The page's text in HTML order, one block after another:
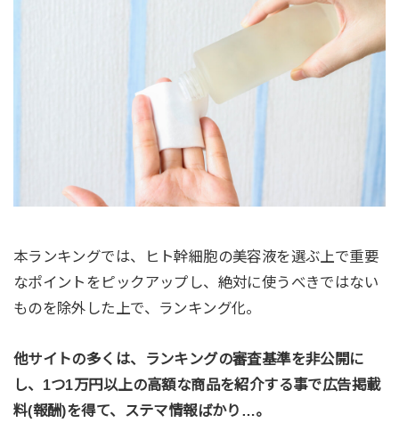
本ランキングでは、ヒト幹細胞の美容液を選ぶ上で重要
なポイントをピックアップし、絶対に使うべきではない
ものを除外した上で、ランキング化。
他サイトの多くは、ランキングの審査基準を非公開に
し、1つ1万円以上の高額な商品を紹介する事で広告掲載
料(報酬)を得て、ステマ情報ばかり…。